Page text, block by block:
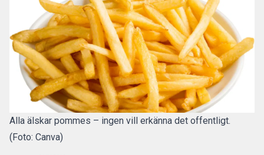
Alla älskar pommes – ingen vill erkänna det offentligt.
(Foto: Canva)